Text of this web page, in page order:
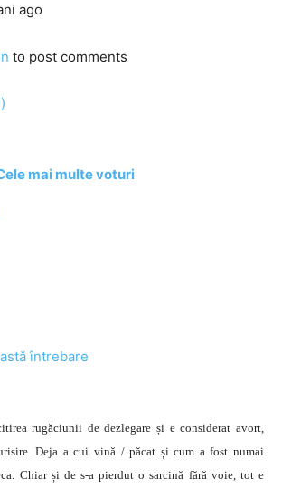
ago
to post comments
mai multe voturi
întrebare
rugăciunii de dezlegare și e considerat avort,
Deja a cui vină / păcat și cum a fost numai
Chiar și de s-a pierdut o sarcină fără voie, tot e